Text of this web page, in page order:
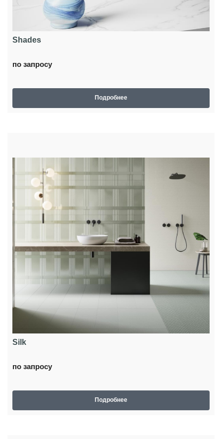
Shades
по запросу
Подробнее
Silk
по запросу
Подробнее